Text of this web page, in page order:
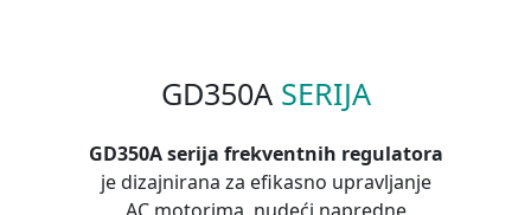
GD350ASERIJA
GD350A serija frekventnih regulatora
je dizajnirana za efikasno upravljanje
AC motorima, nudeći napredne